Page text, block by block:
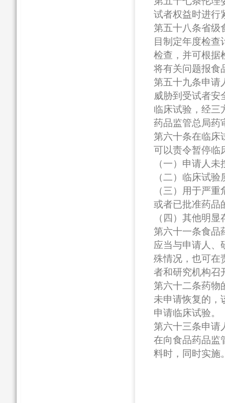
试者权益时进行
第五十八条省级
目制定年度检
检查，并可根据
将有关问题报食
第五十九条申请
威胁到受试者安
临床试验，经三
药品监管总局药
第六十条在临床
可以责令暂停临
（一）申请人
（二）临床试
（三）用于严
或者已批准药品
（四）其他明
第六十一条食品
应当与申请人、
殊情况，也可在
者和研究机构召
第六十二条药物
未申请恢复的，
申请临床试验。
第六十三条申请
在向食品药品监
料时，同时实施